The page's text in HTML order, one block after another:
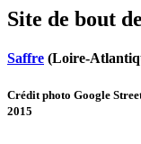
Site de bout
Saffre (Loire-
Crédit photo Google
2015